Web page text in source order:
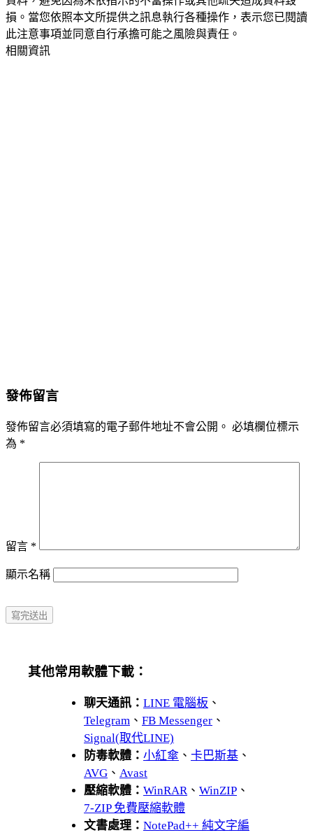
損。當您依照本文所提供之訊息執行各種操作，表示您已閱讀
此注意事項並同意自行承擔可能之風險與責任。
相關資訊
發佈留言
發佈留言必須填寫的電子郵件地址不會公開。 必填欄位標示
為 *
留言 *
顯示名稱
其他常用軟體下載：
聊天通訊： LINE 電腦板 、
Telegram 、 FB Messenger 、
Signal(取代LINE)
防毒軟體： 小紅傘 、 卡巴斯基 、
AVG 、 Avast
壓縮軟體： WinRAR、 WinZIP 、
7-ZIP 免費壓縮軟體
文書處理： NotePad++ 純文字編